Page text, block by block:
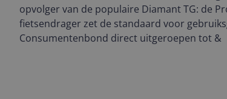
opvolger van de populaire Diamant TG: de
fietsendrager zet de standaard voor
Consumentenbond direct uitgeroepen tot &